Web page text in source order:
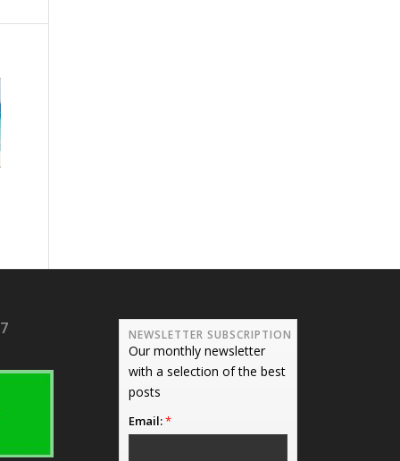
NEWSLETTER SUBSCRIPTION
Our monthly newsletter
with a selection of the best
posts
Email:*